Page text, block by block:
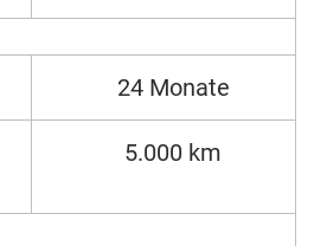
24 Monate
5.000 km